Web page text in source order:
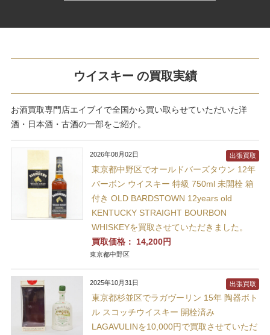
ウイスキー の買取実績
お酒買取専門店エイブイで全国から買い取らせていただいた洋
酒・日本酒・古酒の一部をご紹介。
2026年08月02日
東京都中野区でオールドバーズタウン 12年
バーボン ウイスキー 特級 750ml 未開栓 箱
付き OLD BARDSTOWN 12years old
KENTUCKY STRAIGHT BOURBON
WHISKEYを買取させていただきました。
買取価格： 14,200円
東京都中野区
出張買取
2025年10月31日
東京都杉並区でラガヴーリン 15年 陶器ボト
ル スコッチウイスキー 開栓済み
LAGAVULINを10,000円で買取させていただ
出張買取